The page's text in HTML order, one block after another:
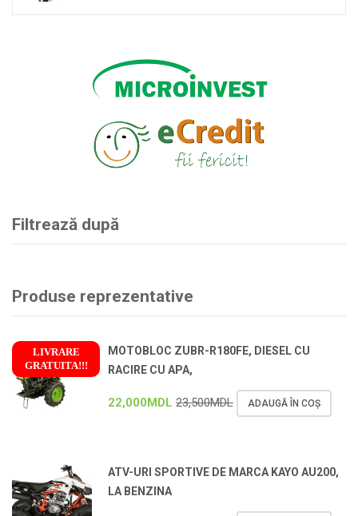
Filtrează după
Produse reprezentative
LIVRARE
GRATUITA!!!
!
MOTOBLOC ZUBR-R180FE, DIESEL CU
RACIRE CU APA,
22,000 MDL 23,500MDL ADAUGĂ ÎN COȘ
ATV-URI SPORTIVE DE MARCA KAYO AU200,
LA BENZINA